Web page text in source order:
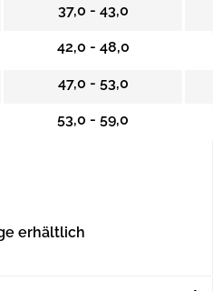
37,0 - 43,0
42,0 - 48,0
47,0 - 53,0
53,0 - 59,0
erhältlich